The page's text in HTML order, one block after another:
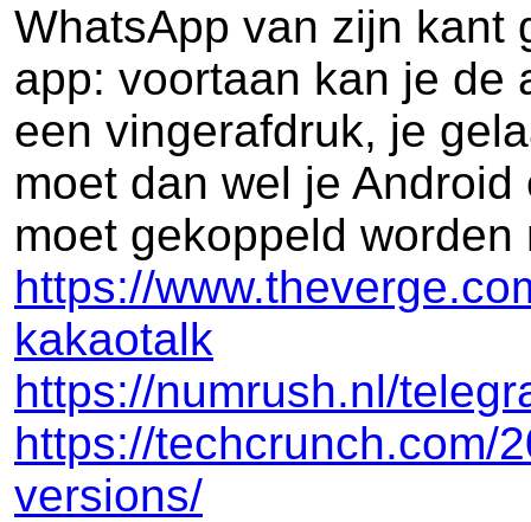
WhatsApp van zijn kant
app: voortaan kan je de
een vingerafdruk, je
moet dan wel je
moet gekoppeld
https://
kakaotalk
https://numrush.nl/
https://techcrunch.com/
versions/